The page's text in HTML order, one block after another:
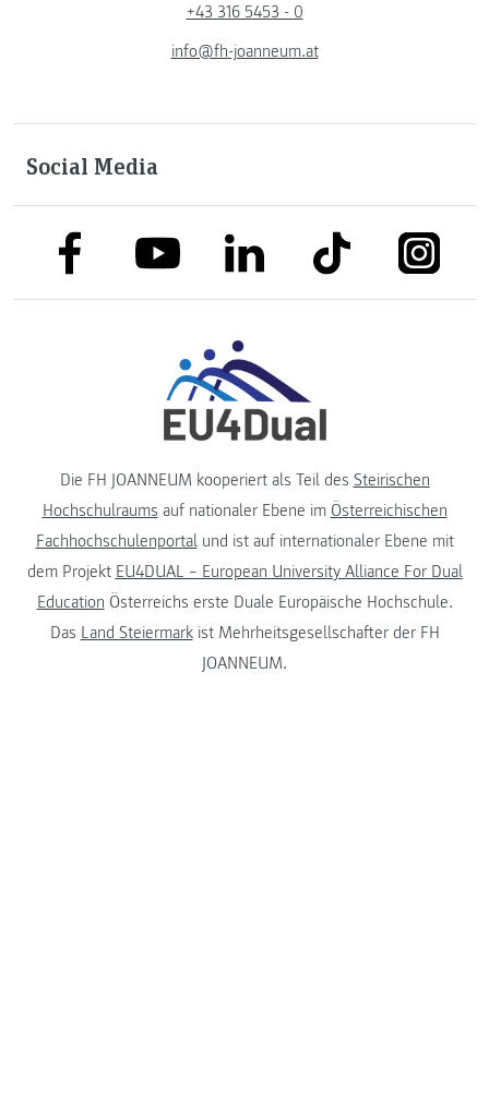
+43 316 5453 - 0
info@fh-joanneum.at
Social Media
link to facebooklink to youtubelink to linkedinlink to tiktok link to
Die FH JOANNEUM kooperiert als Teil des Steirischen
Hochschulraums auf nationaler Ebene im Österreichischen
Fachhochschulenportalund ist auf internationaler Ebene mit
dem Projekt EU4DUAL – European University Alliance For Dual
Education Österreichs erste Duale Europäische Hochschule.
Das Land Steiermarkist Mehrheitsgesellschafter der FH
JOANNEUM.